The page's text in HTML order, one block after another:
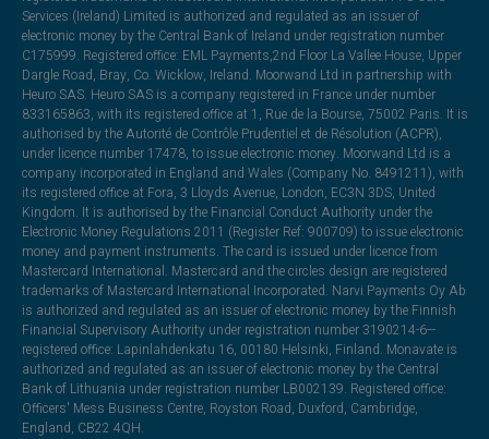
Services (Ireland) Limited is authorized and regulated as an issuer of
electronic money by the Central Bank of Ireland under registration number
C175999. Registered office: EML Payments,2nd Floor La Vallee House, Upper
Dargle Road, Bray, Co. Wicklow, Ireland. Moorwand Ltd in partnership with
Heuro SAS. Heuro SAS is a company registered in France under number
833165863, with its registered office at 1, Rue de la Bourse, 75002 Paris. It is
authorised by the Autorité de Contrôle Prudentiel et de Résolution (ACPR),
under licence number 17478, to issue electronic money. Moorwand Ltd is a
company incorporated in England and Wales (Company No. 8491211), with
its registered office at Fora, 3 Lloyds Avenue, London, EC3N 3DS, United
Kingdom. It is authorised by the Financial Conduct Authority under the
Electronic Money Regulations 2011 (Register Ref: 900709) to issue electronic
money and payment instruments. The card is issued under licence from
Mastercard International. Mastercard and the circles design are registered
trademarks of Mastercard International Incorporated. Narvi Payments Oy Ab
is authorized and regulated as an issuer of electronic money by the Finnish
Financial Supervisory Authority under registration number 3190214-6—
registered office: Lapinlahdenkatu 16, 00180 Helsinki, Finland. Monavate is
authorized and regulated as an issuer of electronic money by the Central
Bank of Lithuania under registration number LB002139. Registered office:
Officers' Mess Business Centre, Royston Road, Duxford, Cambridge,
England, CB22 4QH.